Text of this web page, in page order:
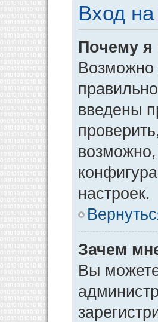
Вход
Почему я
Возможно
введены
настроек.
Зачем
Вы можете